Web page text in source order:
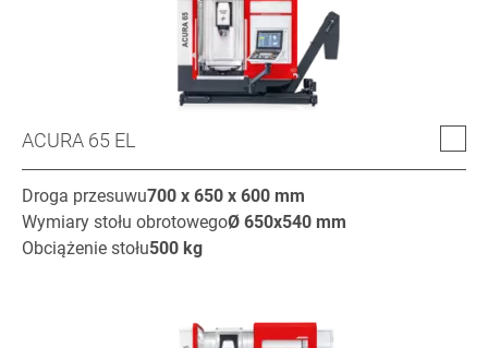
ACURA 65 EL
Droga przesuwu700 x 650 x 600 mm
Wymiary stołu obrotowegoØ 650x540 mm
Obciążenie stołu500 kg